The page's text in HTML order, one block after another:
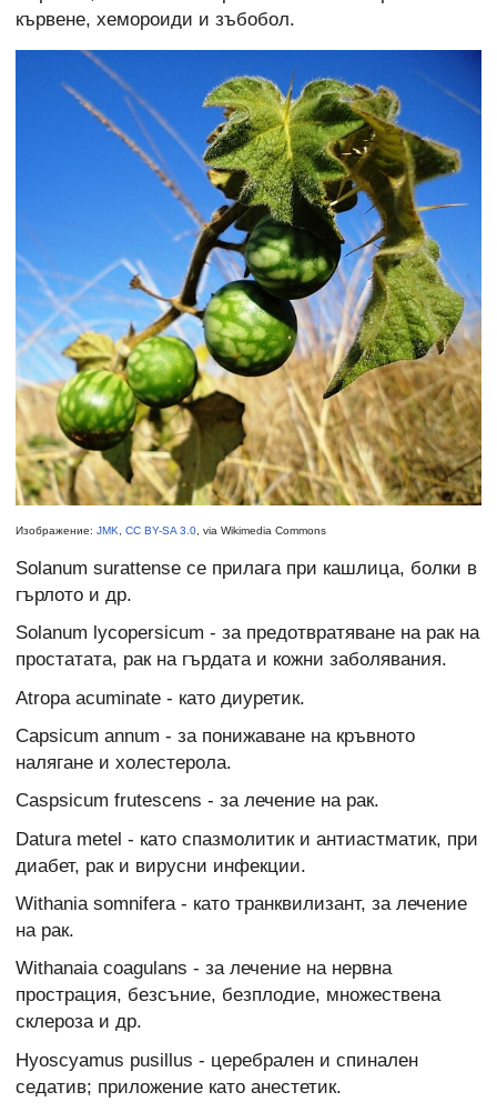
кървене, хемороиди и зъбобол.
Изображение: JMK CC BY-SA 3.0 , via Wikimedia Commons
Solanum surattense се прилага при кашлица, болки в
гърлото и др.
Solanum lycopersicum - за предотвратяване на рак на
простатата, рак на гърдата и кожни заболявания.
Atropa acuminate - като диуретик.
Capsicum annum - за понижаване на кръвното
налягане и холестерола.
Caspsicum frutescens - за лечение на рак.
Datura metel - като спазмолитик и антиастматик, при
диабет, рак и вирусни инфекции.
Withania somnifera - като транквилизант, за лечение
на рак.
Withanaia coagulans - за лечение на нервна
прострация, безсъние, безплодие, множествена
склероза и др.
Hyoscyamus pusillus - церебрален и спинален
седатив; приложение като анестетик.